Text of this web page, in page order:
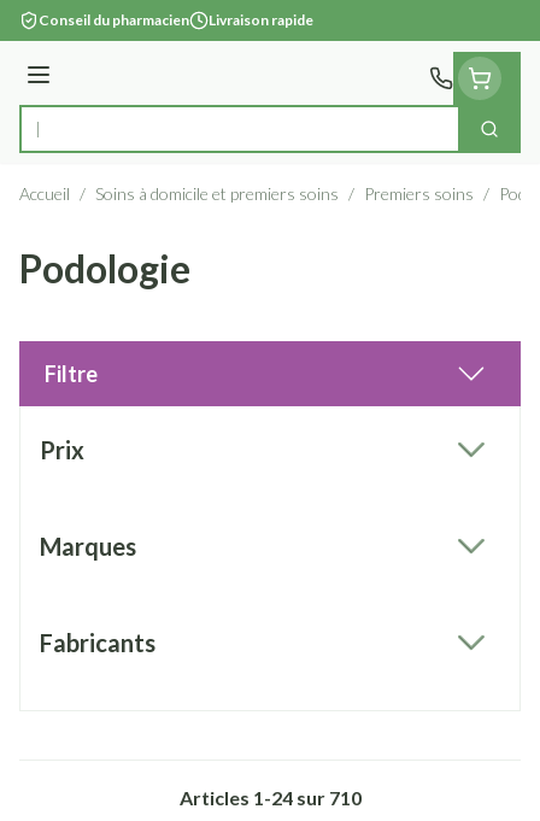
Aller au contenu
Conseil du pharmacien Livraison rapide
Menu
Rechercher
Accueil / Soins à domicile et premiers soins / Premiers soins /
Podologie
Filtre
Prix
Marques
Fabricants
Articles 1-24sur 710